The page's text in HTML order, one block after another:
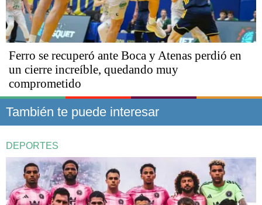
Ferro se recuperó ante Boca y Atenas perdió en
un cierre increíble, quedando muy
comprometido
También te puede interesar
DEPORTES